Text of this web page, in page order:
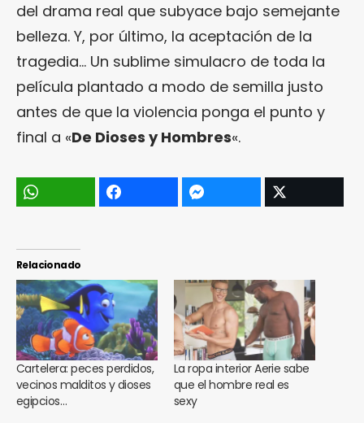
del drama real que subyace bajo semejante
belleza. Y, por último, la aceptación de la
tragedia… Un sublime simulacro de toda la
película plantado a modo de semilla justo
antes de que la violencia ponga el punto y
final a «De Dioses y Hombres«.
Relacionado
Cartelera: peces perdidos,
vecinos malditos y dioses
egipcios…
La ropa interior Aerie sabe
que el hombre real es
sexy